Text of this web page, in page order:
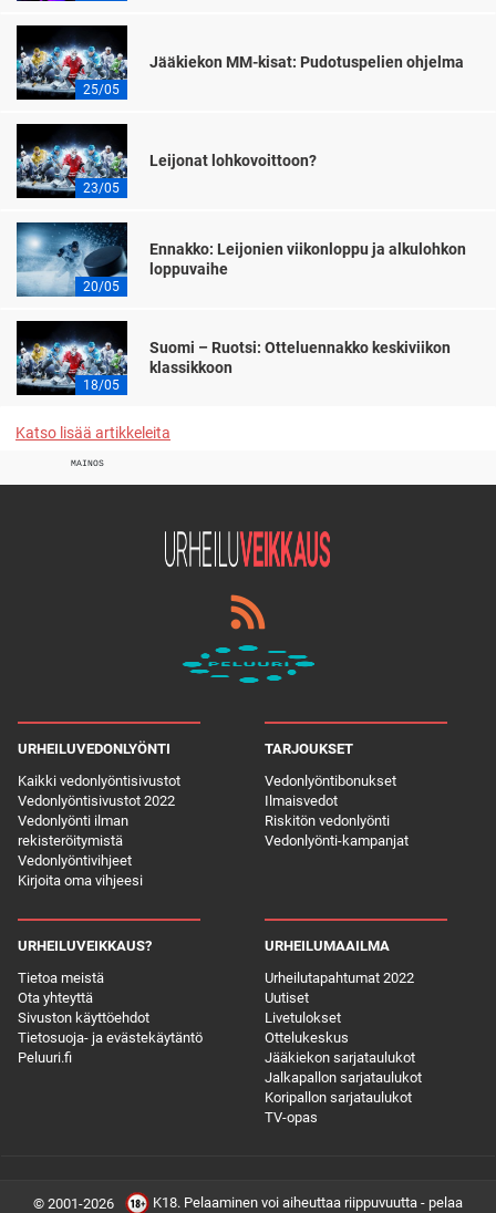
25/05
Jääkiekon MM-kisat: Pudotuspelien ohjelma
23/05
Leijonat lohkovoittoon?
20/05
Ennakko: Leijonien viikonloppu ja alkulohkon
loppuvaihe
18/05
Suomi – Ruotsi: Otteluennakko keskiviikon
klassikkoon
Katso lisää artikkeleita
MAINOS
URHEILUVEDONLYÖNTI
Kaikki vedonlyöntisivustot
Vedonlyöntisivustot 2022
Vedonlyönti ilman
rekisteröitymistä
Vedonlyöntivihjeet
Kirjoita oma vihjeesi
TARJOUKSET
Vedonlyöntibonukset
Ilmaisvedot
Riskitön vedonlyönti
Vedonlyönti-kampanjat
URHEILUVEIKKAUS?
Tietoa meistä
Ota yhteyttä
Sivuston käyttöehdot
Tietosuoja- ja evästekäytäntö
Peluuri.fi
URHEILUMAAILMA
Urheilutapahtumat 2022
Uutiset
Livetulokset
Ottelukeskus
Jääkiekon sarjataulukot
Jalkapallon sarjataulukot
Koripallon sarjataulukot
TV-opas
© 2001-2026 K18. Pelaaminen voi aiheuttaa riippuvuutta - pelaa